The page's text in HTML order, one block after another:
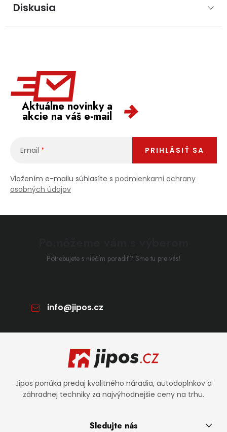
Diskusia
Aktuálne novinky a
akcie na váš e-mail
Email
Vložením e-mailu súhlasíte s podmienkami ochrany
osobných údajov
PRIHLÁSIŤ SA
Potrebujete s niečím poradiť? Sme tu pre vás!
info@jipos.cz
Jipos ponúka predaj kvalitného náradia, autodoplnkov a
záhradnej techniky za najvýhodnejšie ceny na trhu.
Sledujte nás